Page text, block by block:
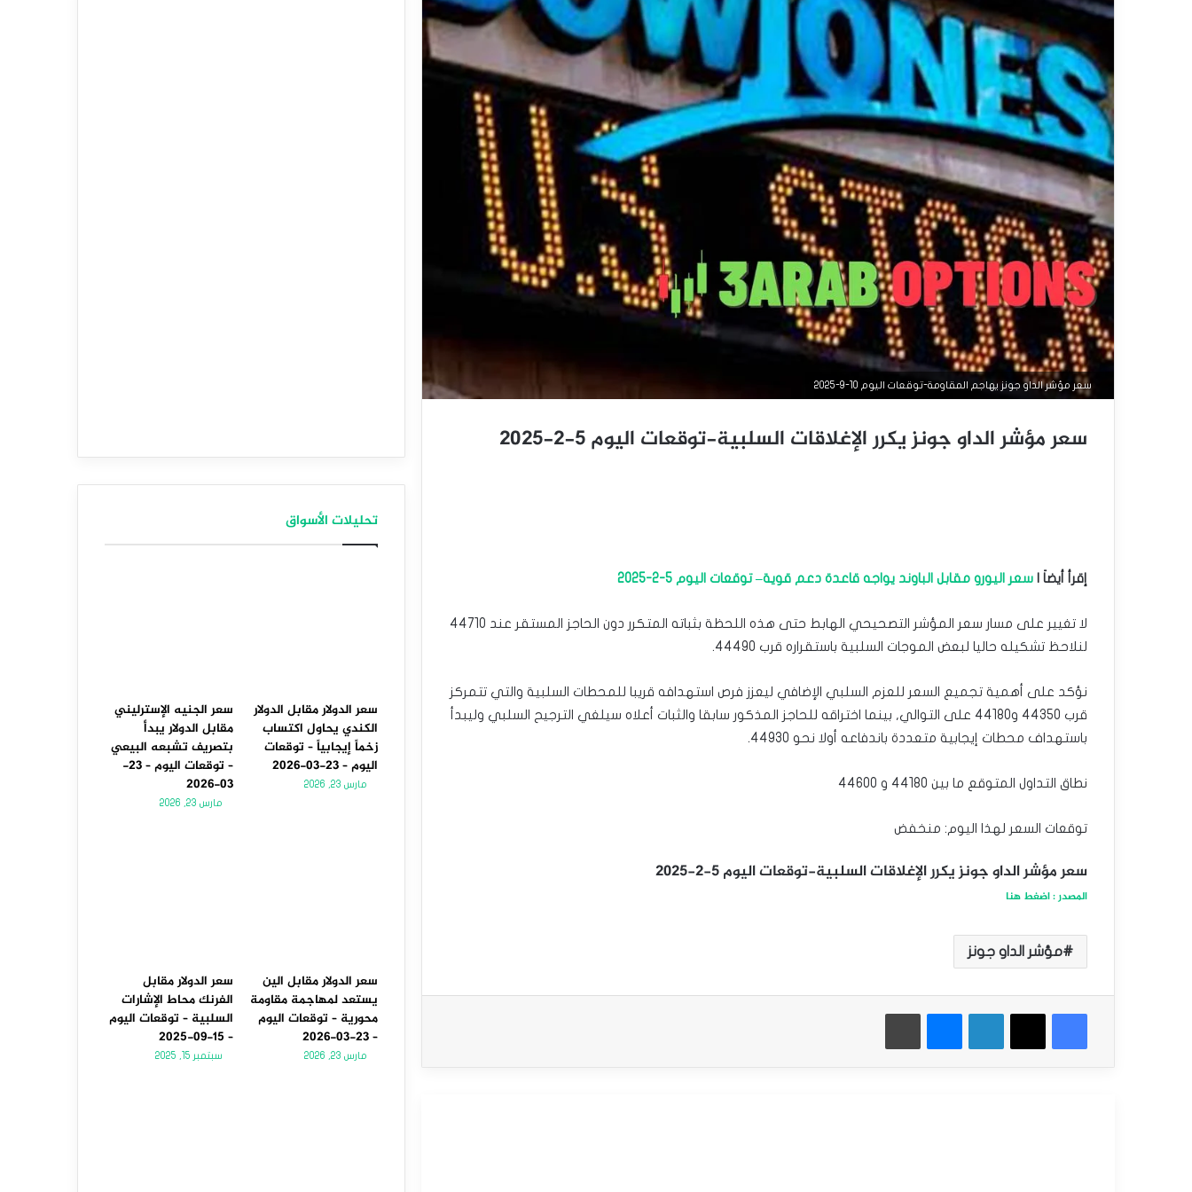
سعر مؤشر الداو جونز يهاجم المقاومة-توقعات اليوم 10-9-2025
سعر مؤشر الداو جونز يكرر الإغلاقات السلبية-توقعات اليوم 5-2-2025
إقرأ أيضاَ | سعر اليورو مقابل الباوند يواجه قاعدة دعم قوية– توقعات اليوم 5-2-2025
لا تغيير على مسار سعر المؤشر التصحيحي الهابط حتى هذه اللحظة بثباته المتكرر دون الحاجز المستقر عند 44710
لنلاحظ تشكيله حاليا لبعض الموجات السلبية باستقراره قرب 44490.
نؤكد على أهمية تجميع السعر للعزم السلبي الإضافي ليعزز فرص استهدافه قريبا للمحطات السلبية والتي تتمركز
قرب 44350 و44180 على التوالي, بينما اختراقه للحاجز المذكور سابقا والثبات أعلاه سيلغي الترجيح السلبي وليبدأ
باستهداف محطات إيجابية متعددة باندفاعه أولا نحو 44930.
نطاق التداول المتوقع ما بين 44180 و 44600
توقعات السعر لهذا اليوم: منخفض
سعر مؤشر الداو جونز يكرر الإغلاقات السلبية-توقعات اليوم 5-2-2025
المصدر : اضغط هنا
مؤشر الداو جونز
فيسبوك
‫X لينكدإن ماسنجر طباعة
تحليلات الأسواق
سعر الدولار مقابل الدولار
الكندي يحاول اكتساب
زخماً إيجابياً – توقعات
اليوم – 23-03-2026
مارس 23, 2026
سعر الجنيه الإسترليني
مقابل الدولار يبدأ
بتصريف تشبعه البيعي
– توقعات اليوم – 23-
03-2026
مارس 23, 2026
سعر الدولار مقابل الين
يستعد لمهاجمة مقاومة
محورية – توقعات اليوم
– 23-03-2026
مارس 23, 2026
سعر الدولار مقابل
الفرنك محاط الإشارات
السلبية – توقعات اليوم
– 15-09-2025
سبتمبر 15, 2025